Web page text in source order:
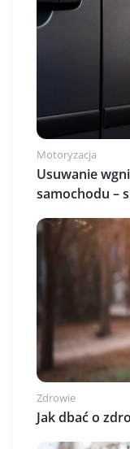
Motoryzacja
Usuwanie
samochodu –
Zdrowie
Jak dbać o